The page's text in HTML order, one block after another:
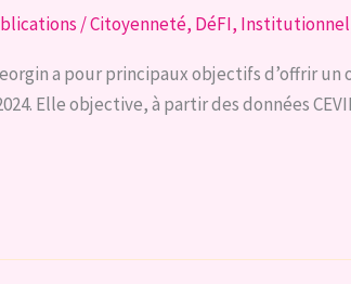
/Citoyenneté, DéFI, Institutionnel
a pour principaux objectifs d’offrir
Elle objective, à partir des données